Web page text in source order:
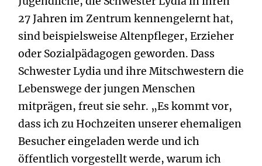
27 Jahren im Zentrum kennengelernt hat,
sind beispielsweise Altenpfleger, Erzieher
oder Sozialpädagogen geworden. Dass
Schwester Lydia und ihre Mitschwestern die
Lebenswege der jungen Menschen
mitprägen, freut sie sehr. „Es kommt vor,
dass ich zu Hochzeiten unserer ehemaligen
Besucher eingeladen werde und ich
öffentlich vorgestellt werde, warum ich